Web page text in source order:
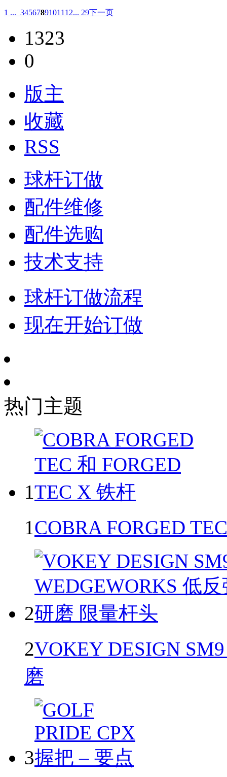
1 ... 34567891011 12... 29下一页
1323
0
版主
收藏
RSS
球杆订做
配件维修
配件选购
技术支持
球杆订做流程
现在开始订做
热门主题
1
1COBRA FORGED
2
2VOKEY DESIGN
磨
3